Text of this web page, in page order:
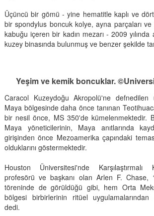
Üçüncü bir gömü - yine hematitle kaplı ve
bir spondylus boncuk kolye, ayna parçaları
kabuğu içeren bir kadın mezarı - 2009 yılında
kuzey binasında bulunmuş ve benzer şekilde
Yeşim ve kemik boncuklar.
Caracol Kuzeydoğu Akropolü'ne
Maya bölgesinde daha önce tanınan
bir nesil önce, MS 350'de kümelenmektedir.
Maya yöneticilerinin, Maya anıtlarında
girişinden önce Mezoamerika çapındaki
olduklarını göstermektedir.
Houston Üniversitesi'nde Karşılaştırmalı
profesörü ve başkanı olan Arlen F. Chase,
töreninde de görüldüğü gibi, hem Orta
bölgesi birbirlerinin ritüel uygulamalarından
dedi.